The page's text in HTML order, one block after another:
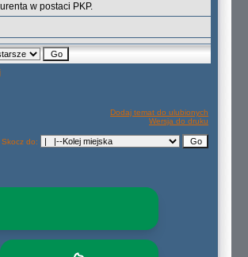
w postaci PKP.
Dodaj temat do ulubionych
Wersja do druku
Skocz do: